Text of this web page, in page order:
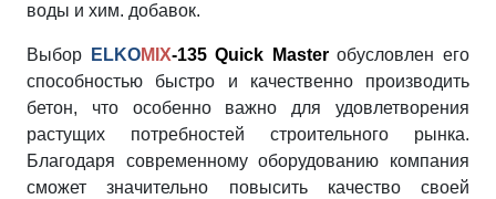
воды и хим. добавок.
Выбор ELKOMIX-135 Quick Masterобусловлен его
способностью быстро и качественно производить
бетон, что особенно важно для удовлетворения
растущих потребностей строительного рынка.
Благодаря современному оборудованию компания
сможет значительно повысить качество своей